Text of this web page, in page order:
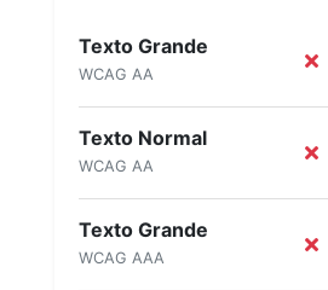
Texto Grande
WCAG AA
Texto Normal
WCAG AA
Texto Grande
WCAG AAA